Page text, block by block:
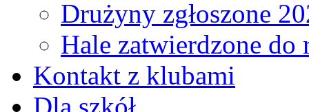
Drużyny zgłoszone
Hale zatwierdzone
Kontakt z klubami
Dla szkół